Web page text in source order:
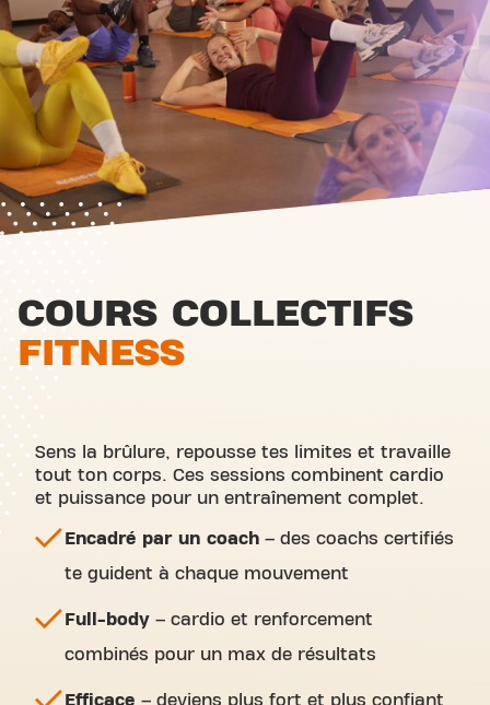
COURS COLLECTIFS
FITNESS
Sens la brûlure, repousse tes limites et travaille
tout ton corps. Ces sessions combinent cardio
et puissance pour un entraînement complet.
Encadré par un coach – des coachs certifiés
te guident à chaque mouvement
Full-body – cardio et renforcement
combinés pour un max de résultats
Efficace – deviens plus fort et plus confiant